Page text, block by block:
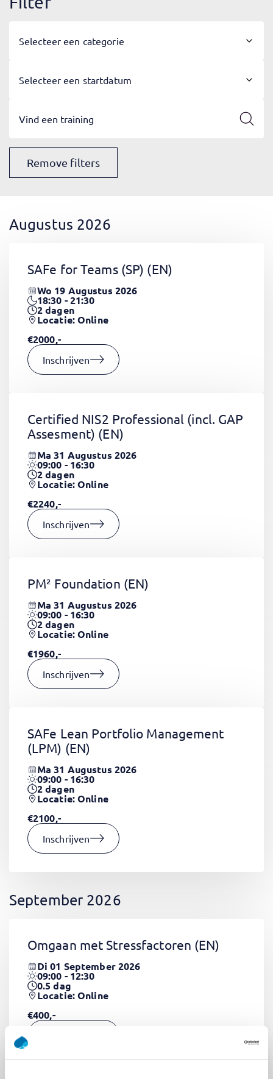
Selecteer een categorie
Selecteer een startdatum
Remove filters
Augustus 2026
SAFe for Teams (SP) (EN)
Wo 19 Augustus 2026
18:30 - 21:30
2dagen
Locatie: Online
€2000,-
Inschrijven
Certified NIS2 Professional (incl. GAP
Assesment) (EN)
Ma 31 Augustus 2026
09:00 - 16:30
2dagen
Locatie: Online
€2240,-
Inschrijven
PM² Foundation (EN)
Ma 31 Augustus 2026
09:00 - 16:30
2dagen
Locatie: Online
€1960,-
Inschrijven
SAFe Lean Portfolio Management
(LPM) (EN)
Ma 31 Augustus 2026
09:00 - 16:30
2dagen
Locatie: Online
€2100,-
Inschrijven
September 2026
Omgaan met Stressfactoren (EN)
Di 01 September 2026
09:00 - 12:30
0.5dag
Locatie: Online
€400,-